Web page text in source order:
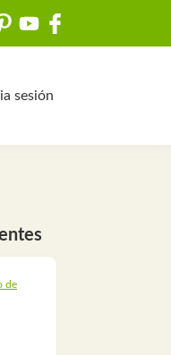
sesión
de